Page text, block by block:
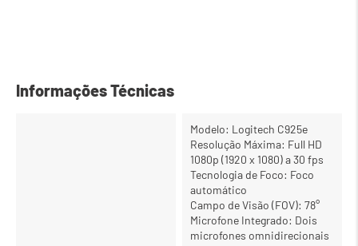
Informações Técnicas
Modelo: Logitech C925e
Resolução Máxima: Full HD
1080p (1920 x 1080) a 30 fps
Tecnologia de Foco: Foco
automático
Campo de Visão (FOV): 78°
Microfone Integrado: Dois
microfones omnidirecionais